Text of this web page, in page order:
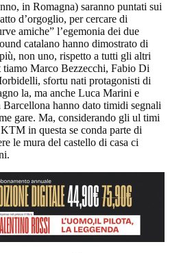
in Romagna) saranno puntati sui
d’orgoglio, per cercare di
amiche” l’egemonia dei due
catalano hanno dimostrato di
non uno, rispetto a tutti gli altri
Marco Bezzecchi, Fabio Di
sfortu nati protagonisti di
la, ma anche Luca Marini e
Barcellona hanno dato timidi segnali
gare. Ma, considerando gli ul timi
in questa se conda parte di
le mura del castello di casa ci